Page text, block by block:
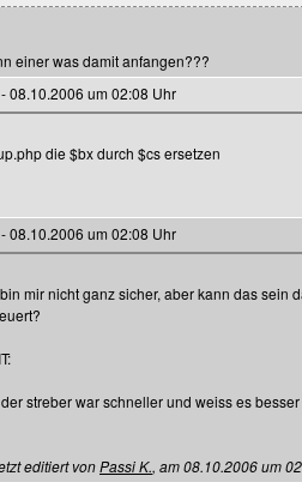
einer was damit anfangen???
08.10.2006 um 02:08 Uhr
die $bx durch $cs ersetzen
08.10.2006 um 02:08 Uhr
mir nicht ganz sicher, aber kann das sein
streber war schneller und weiss es besser
editiert vonPassi K., am 08.10.2006 um